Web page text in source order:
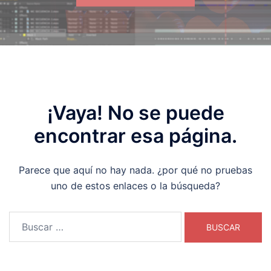
¡Vaya! No se puede
encontrar esa página.
Parece que aquí no hay nada. ¿por qué no pruebas
uno de estos enlaces o la búsqueda?